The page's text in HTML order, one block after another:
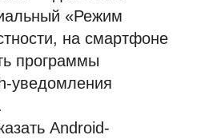
«Режим
на смартфоне
программы
уведомления
Android-
кейсы